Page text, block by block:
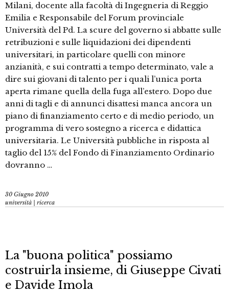
Milani, docente alla facoltà di Ingegneria di Reggio
Emilia e Responsabile del Forum provinciale
Università del Pd. La scure del governo si abbatte sulle
retribuzioni e sulle liquidazioni dei dipendenti
universitari, in particolare quelli con minore
anzianità, e sui contratti a tempo determinato, vale a
dire sui giovani di talento per i quali l’unica porta
aperta rimane quella della fuga all’estero. Dopo due
anni di tagli e di annunci disattesi manca ancora un
piano di finanziamento certo e di medio periodo, un
programma di vero sostegno a ricerca e didattica
universitaria. Le Università pubbliche in risposta al
taglio del 15% del Fondo di Finanziamento Ordinario
dovranno …
30 Giugno 2010
università | ricerca
La "buona politica" possiamo
costruirla insieme, di Giuseppe Civati
e Davide Imola